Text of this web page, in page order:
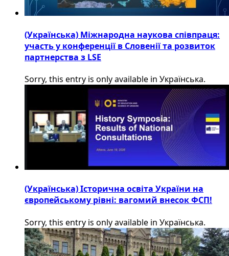
(Українська) Міжнародна наукова співпраця:
участь у конференції в Словенії та розвиток
партнерства з LSE
Sorry, this entry is only available in Українська.
(Українська) Історична освіта України на
європейському рівні: вагомий внесок ФСП!
Sorry, this entry is only available in Українська.